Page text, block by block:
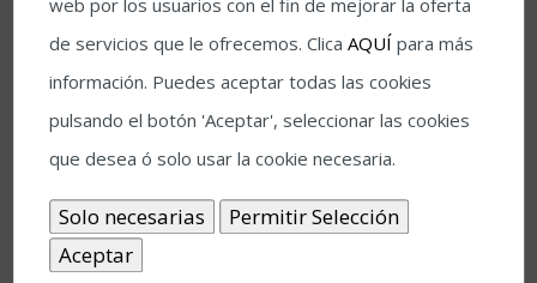
de julio en Teatro Góngora un concierto flamenco, pero
con altas dosis de clásica. Y lo hará con el estreno
absoluto de “Al borde del aria”. En este ambicioso
trabajo, no exento de un cierto vértigo, confluyen lo
culto y lo popular, conduciendo a la que conocemos
popularmente como música clásica, pero encontrándose
con elementos significativos del folclore andaluz y el
de servicios que le ofrecemos. ClicaAQUÍ para más
información. Puedes aceptar todas las cookies
pulsando el botón 'Aceptar', seleccionar las cookies
que desea ó solo usar la cookie necesaria.